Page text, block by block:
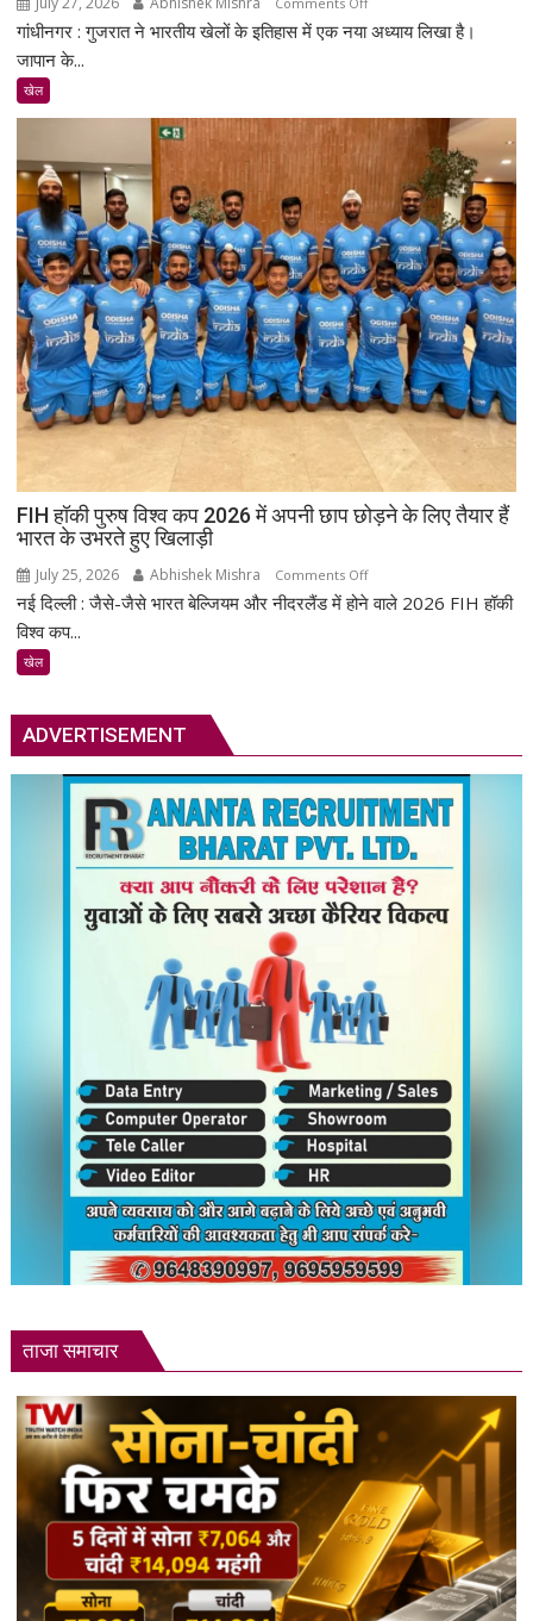
गुजरात
रिकॉर्ड
तोड़ा:
एथलीटों
को
2026
एशियाई
खेलों
के
लिए
भारतीय
टीम
जगह
गांधीनगर : गुजरात ने भारतीय खेलों के इतिहास में एक नया अध्याय लिखा है।
जापान के...
खेल
FIH हॉकी पुरुष विश्व कप 2026 में अपनी छाप छोड़ने के लिए तैयार हैं
भारत के उभरते हुए खिलाड़ी
July 25, 2026 Abhishek Mishra Comments Offon
FIH
में
अपनी
छाप
छोड़ने
के
लिए
तैयार
के
उभरते
हुए
नई दिल्ली : जैसे-जैसे भारत बेल्जियम और नीदरलैंड में होने वाले 2026 FIH हॉकी
विश्व कप...
खेल
ADVERTISEMENT
ताजा समाचार